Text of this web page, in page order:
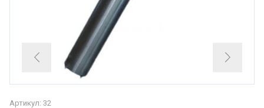
Артикул: 32